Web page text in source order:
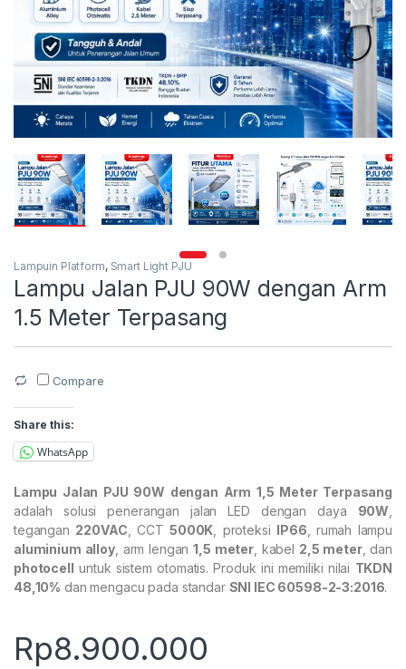
Lampuin Platform, Smart Light PJU
Lampu Jalan PJU 90W dengan Arm
1.5 Meter Terpasang
Compare
Share this:
WhatsApp
Lampu Jalan PJU 90W dengan Arm 1,5 Meter Terpasang
adalah solusi penerangan jalan LED dengan daya 90W
tegangan 220VAC , CCT5000K , proteksi IP66 , rumah lampu
aluminium alloy, arm lengan1,5 meter, kabel 2,5 meter, dan
photocell untuk sistem otomatis. Produk ini memiliki nilai TKDN
48,10% dan mengacu pada standar SNI IEC 60598-2-3:2016.
Rp8.900.000